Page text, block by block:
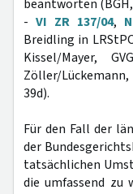
beantworten
- VI ZR 137/04,
Breidling in
Kissel/Mayer,
Zöller/
39d).
Für den Fall der
der
tatsächlichen
die umfassend zu